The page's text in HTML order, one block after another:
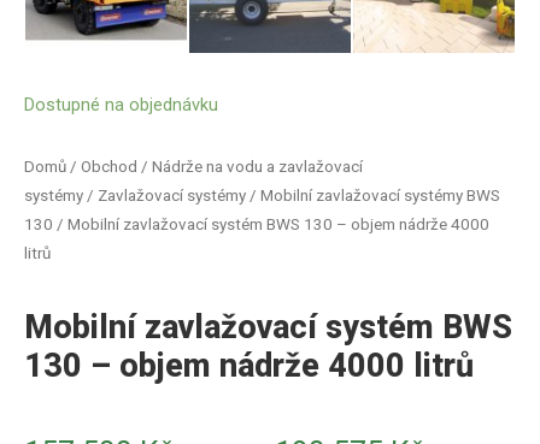
Domů / Obchod / Nádrže na vodu a zavlažovací
systémy / Zavlažovací systémy / Mobilní zavlažovací systémy BWS
130 / Mobilní zavlažovací systém BWS 130 – objem nádrže 4000
litrů
Mobilní zavlažovací systém BWS
130 – objem nádrže 4000 litrů
Dostupné na objednávku